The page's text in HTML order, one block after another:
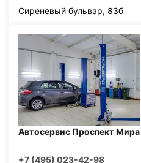
Сиреневый бульвар, 83б
Автосервис Проспект Мира
+7 (495) 023-42-98